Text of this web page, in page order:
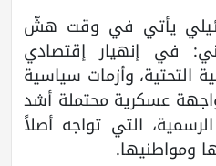
يأتي في وقت هشّ
في إنهيار إقتصادي
التحتية، وأزمات سياسية
عسكرية محتملة أشد
التي تواجه أصلاً
ومواطنيها.